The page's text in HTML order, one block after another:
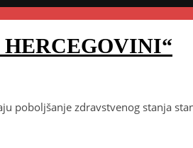
poboljšanje zdravstvenog stanja